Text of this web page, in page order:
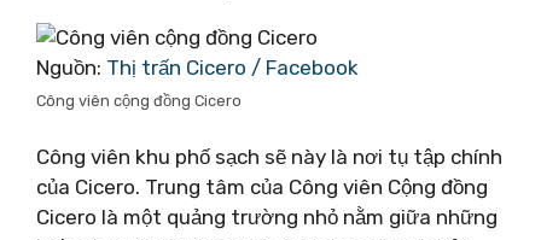
Nguồn: Thị trấn Cicero / Facebook
Công viên cộng đồng Cicero
Công viên khu phố sạch sẽ này là nơi tụ tập chính
của Cicero. Trung tâm của Công viên Cộng đồng
Cicero là một quảng trường nhỏ nằm giữa những